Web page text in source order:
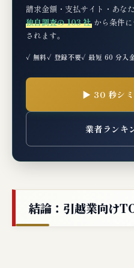
請求金額・支払サイト・あな
独自調査の 103 社 から条件
されます。
✓ 無料✓ 登録不要✓ 最短 60 分入
▶ 30 秒シミ
業者ランキ
結論：引越業向け